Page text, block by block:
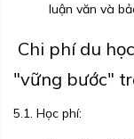
luận văn và
Chi phí du
"vững bước"
5.1. Học phí: